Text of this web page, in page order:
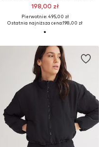
198,00 zł
Pierwotnie: 495,00 zł
Ostatnia najniższa cena:198,00 zł